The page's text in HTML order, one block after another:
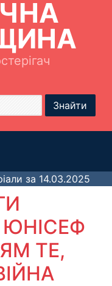
Знайти
за 14.03.2025
ТЕ,